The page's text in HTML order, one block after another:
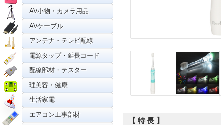
AV小物・カメラ用品
AVケーブル
アンテナ・テレビ配線
電源タップ・延長コード
配線部材・テスター
理美容・健康
生活家電
エアコン工事部材
【 特 長 】